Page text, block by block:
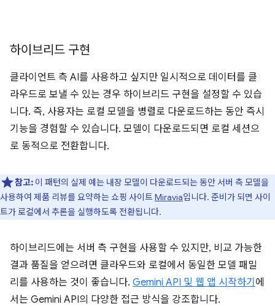
하이브리드 구현
클라이언트 측 AI를 사용하고 싶지만 일시적으로 데이터를 클
라우드로 보낼 수 있는 경우 하이브리드 구현을 설정할 수 있습
니다. 즉, 사용자는 로컬 모델을 병렬로 다운로드하는 동안 즉시
기능을 경험할 수 있습니다. 모델이 다운로드되면 로컬 세션으
로 동적으로 전환합니다.
참고: 이 패턴의 실제 예는 내장 모델이 다운로드되는 동안 서버 측 모델을
사용하여 제품 리뷰를 요약하는 쇼핑 사이트Miravia입니다. 준비가 되면 사이
트가 로컬에서 추론을 실행하도록 전환됩니다.
하이브리드에는 서버 측 구현을 사용할 수 있지만, 비교 가능한
결과 품질을 얻으려면 클라우드와 로컬에서 동일한 모델 패밀
리를 사용하는 것이 좋습니다. Gemini API 및 웹 앱 시작하기 에
서는 Gemini API의 다양한 접근 방식을 강조합니다.